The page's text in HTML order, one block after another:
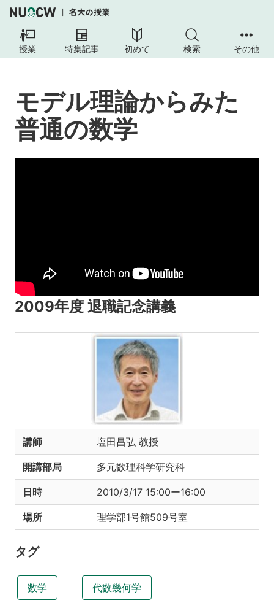
授業 特集記事 初めて 検索 その他
モデル理論からみた
普通の数学
2009年度 退職記念講義
講師 塩田昌弘 教授
開講部局 多元数理科学研究科
日時 2010/3/17 15:00ー16:00
場所 理学部1号館509号室
タグ
数学 代数幾何学